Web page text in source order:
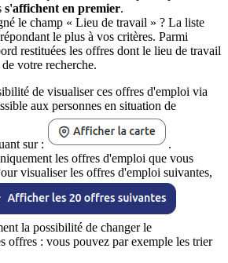
s'affichent en premier.
le champ « Lieu de travail » ? La liste
le plus à vos critères. Parmi
restituées les offres dont le lieu de travail
votre recherche.
de visualiser ces offres d'emploi via
aux personnes en situation de
sur :
.
les offres d'emploi que vous
visualiser les offres d'emploi suivantes,
la possibilité de changer le
offres : vous pouvez par exemple les trier